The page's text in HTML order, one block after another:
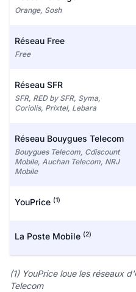
Orange, Sosh
Réseau Free
Free
Réseau SFR
SFR, RED by SFR, Syma,
Coriolis, Prixtel, Lebara
Réseau Bouygues Telecom
Bouygues Telecom, Cdiscount
Mobile, Auchan Telecom, NRJ
Mobile
YouPrice (1)
La Poste Mobile (2)
(1) YouPrice loue les réseaux
Telecom